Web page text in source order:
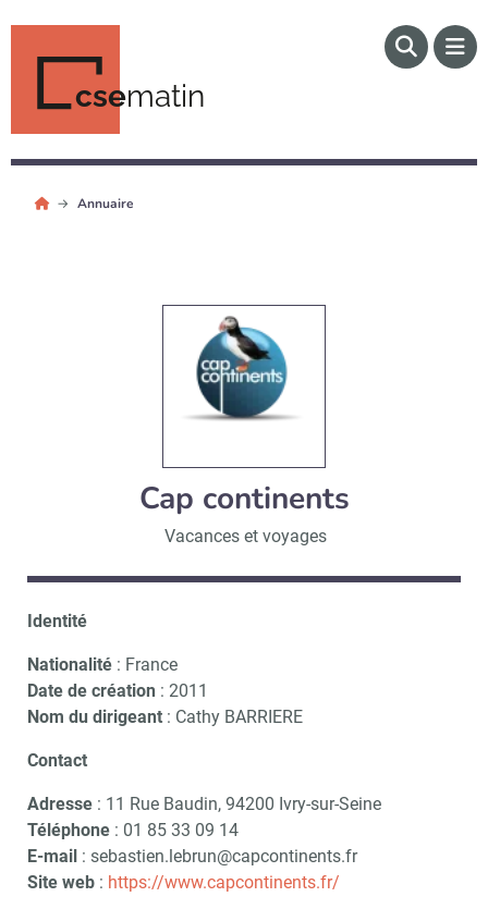
csematin
Annuaire
Cap continents
Vacances et voyages
Identité
Nationalité : France
Date de création : 2011
Nom du dirigeant : Cathy BARRIERE
Contact
Adresse : 11 Rue Baudin, 94200 Ivry-sur-Seine
Téléphone : 01 85 33 09 14
E-mail : sebastien.lebrun@capcontinents.fr
Site web : https://www.capcontinents.fr/